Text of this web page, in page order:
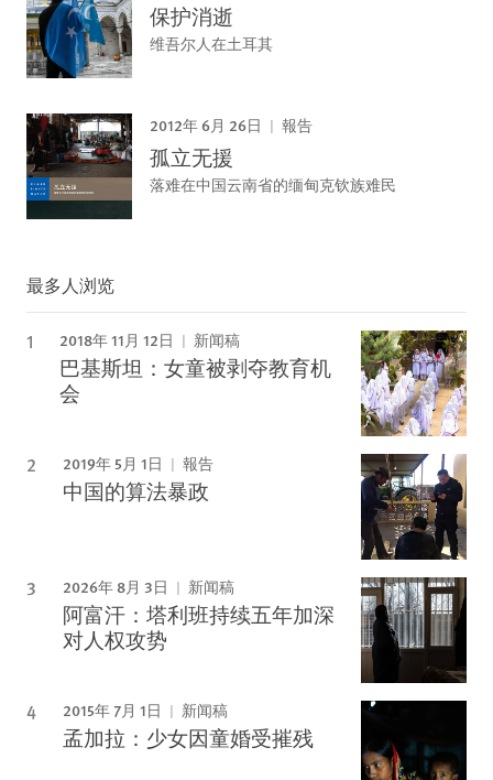
保护消逝
维吾尔人在土耳其
2012年 6月 26日 報告
孤立无援
落难在中国云南省的缅甸克钦族难民
最多人浏览
2018年 11月 12日 新闻稿
巴基斯坦：女童被剥夺教育机
会
2019年 5月 1日 報告
中国的算法暴政
2026年 8月 3日 新闻稿
阿富汗：塔利班持续五年加深
对人权攻势
2015年 7月 1日 新闻稿
孟加拉：少女因童婚受摧残